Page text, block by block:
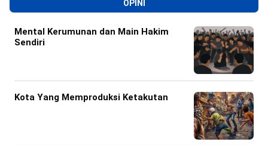
OPINI
Mental Kerumunan dan Main Hakim
Sendiri
Kota Yang Memproduksi Ketakutan